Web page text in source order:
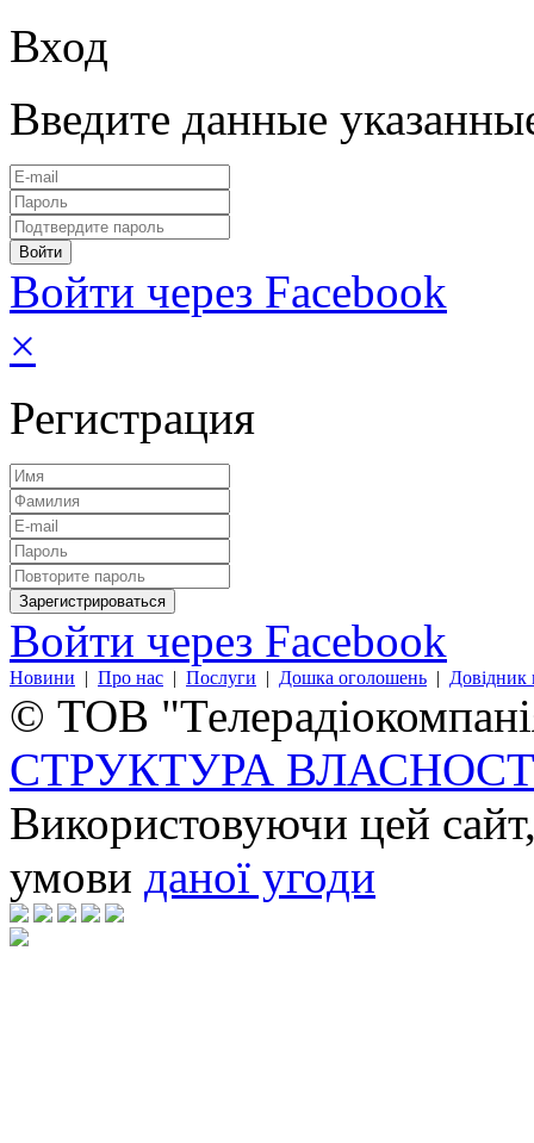
Вход
Введите данные
Войти через Facebook
×
Регистрация
Войти через Facebook
Новини | Про нас | Послуги | Дошка оголошень | Довідник
© ТОВ
СТРУКТУРА
Використовуючи цей
умови даної угоди